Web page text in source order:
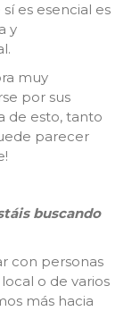
es esencial es
y
muy
por sus
de esto, tanto
parecer
buscando
con personas
o de varios
más hacia